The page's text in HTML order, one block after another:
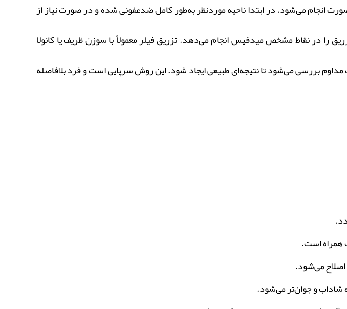
انجام می‌شود. در ابتدا ناحیه موردنظر به‌طور کامل ضدعفونی شده و در صورت نیاز از
در نقاط مشخص میدفیس انجام می‌دهد. تزریق فیلر معمولاً با سوزن ظریف یا کانولا
بررسی می‌شود تا نتیجه‌ای طبیعی ایجاد شود. این روش سرپایی است و فرد بلافاصله
همراه است.
اصلاح می‌شود.
شاداب و جوان‌تر می‌شود.